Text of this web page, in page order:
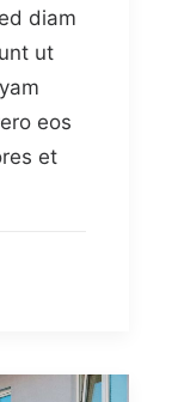
diam
ut
eos
et